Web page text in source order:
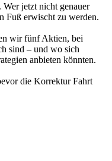
jetzt nicht genauer
Fuß erwischt zu werden.
wir fünf Aktien, bei
sind – und wo sich
anbieten könnten.
die Korrektur Fahrt